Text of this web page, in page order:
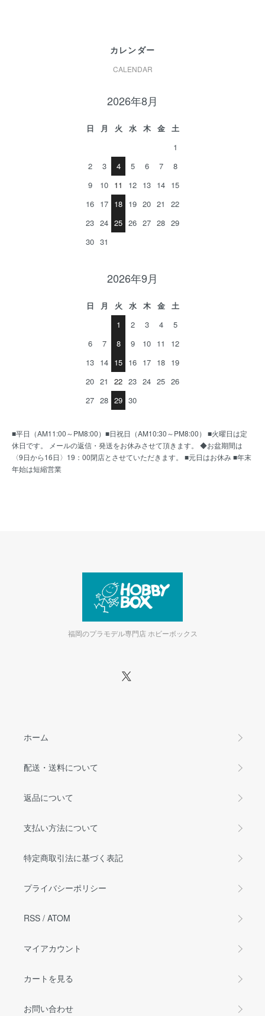
カレンダー
CALENDAR
2026年8月
日 月 火 水 木 金
土
1
2
3 4 5 6 7
8
9
10 11 12 13 14 15
16 17 18 19 20 21
22
23 24 25 26 27 28 29
30 31
2026年9月
日 月 火 水 木 金
土
1
2 3 4
5
6
7 8 9 10 11
12
13 14 15 16 17 18 19
20 21 22 23 24 25 26
27 28 29 30
■平日（AM11:00～PM8:00）■日祝日（AM10:30～PM8:00） ■火曜日は定
休日です。 メールの返信・発送をお休みさせて頂きます。 ◆お盆期間は
〈9日から16日〉19：00閉店とさせていただきます。 ■元日はお休み ■年末
年始は短縮営業
福岡のプラモデル専門店 ホビーボックス
ホーム
配送・送料について
返品について
支払い方法について
特定商取引法に基づく表記
プライバシーポリシー
RSS / ATOM
マイアカウント
カートを見る
お問い合わせ